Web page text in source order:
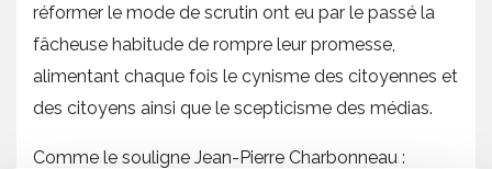
réformer le mode de scrutin ont eu par le passé la
fâcheuse habitude de rompre leur promesse,
alimentant chaque fois le cynisme des citoyennes et
des citoyens ainsi que le scepticisme des médias.
Comme le souligne Jean-Pierre Charbonneau :